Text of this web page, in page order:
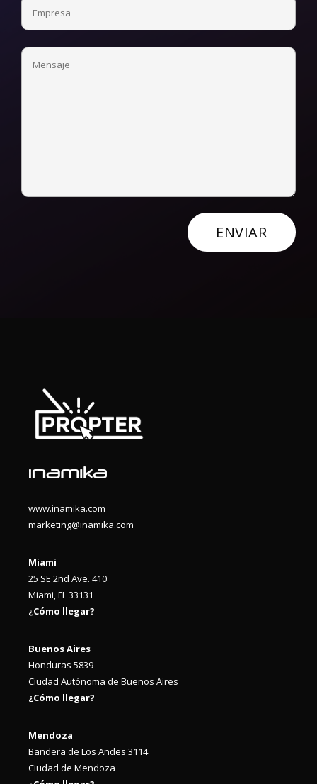
www.inamika.com
marketing@inamika.com
Miami
25 SE 2nd Ave. 410
Miami, FL 33131
¿Cómo llegar?
Buenos Aires
Honduras 5839
Ciudad Autónoma de Buenos Aires
¿Cómo llegar?
Mendoza
Bandera de Los Andes 3114
Ciudad de Mendoza